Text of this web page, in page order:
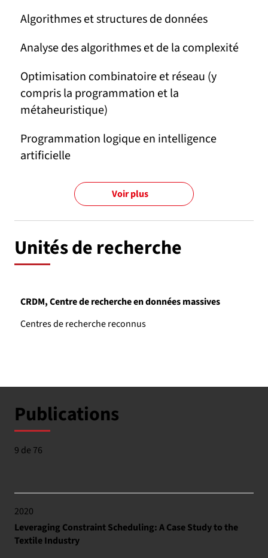
Algorithmes et structures de données
Analyse des algorithmes et de la complexité
Optimisation combinatoire et réseau (y
compris la programmation et la
métaheuristique)
Programmation logique en intelligence
artificielle
Voir plus
Unités de recherche
CRDM, Centre de recherche en données massives
Centres de recherche reconnus
Publications
9 de 76
2020
Leveraging Constraint Scheduling: A Case Study to the
Textile Industry